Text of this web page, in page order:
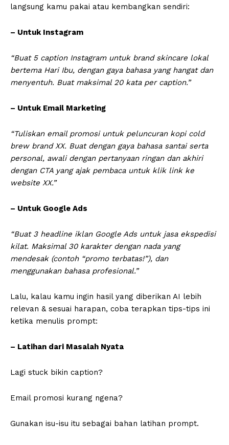
langsung kamu pakai atau kembangkan sendiri:
– Untuk Instagram
“Buat 5 caption Instagram untuk brand skincare lokal
bertema Hari Ibu, dengan gaya bahasa yang hangat dan
menyentuh. Buat maksimal 20 kata per caption.”
– Untuk Email Marketing
“Tuliskan email promosi untuk peluncuran kopi cold
brew brand XX. Buat dengan gaya bahasa santai serta
personal, awali dengan pertanyaan ringan dan akhiri
dengan CTA yang ajak pembaca untuk klik link ke
website XX.”
– Untuk Google Ads
“Buat 3 headline iklan Google Ads untuk jasa ekspedisi
kilat. Maksimal 30 karakter dengan nada yang
mendesak (contoh “promo terbatas!”), dan
menggunakan bahasa profesional.”
Lalu, kalau kamu ingin hasil yang diberikan AI lebih
relevan & sesuai harapan, coba terapkan tips-tips ini
ketika menulis prompt:
– Latihan dari Masalah Nyata
Lagi stuck bikin caption?
Email promosi kurang ngena?
Gunakan isu-isu itu sebagai bahan latihan prompt.